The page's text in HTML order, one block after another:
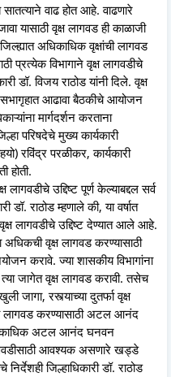
वाढ होत आहे. वाढणारे
यासाठी वृक्ष लागवड ही काळाजी
अधिकाधिक वृक्षांची लागवड
प्रत्येक विभागाने वृक्ष लागवडीचे
डॉ. विजय राठोड यांनी दिले. वृक्ष
सभागृहात आढावा बैठकीचे आयोजन
मार्गदर्शन करताना
परिषदेचे मुख्य कार्यकारी
रविंद्र परळीकर, कार्यकारी
होती.
उद्दिष्ट पूर्ण केल्याबद्दल सर्व
राठोड म्हणाले की, या वर्षात
लागवडीचे उद्दिष्ट देण्यात आले आहे.
अधिकची वृक्ष लागवड करण्यासाठी
करावे. ज्या शासकीय विभागांना
जागेत वृक्ष लागवड करावी. तसेच
जागा, रस्त्याच्या दुतर्फा वृक्ष
लागवड करण्यासाठी अटल आनंद
अटल आनंद घनवन
आवश्यक असणारे खड्डे
जिल्हाधिकारी डॉ. राठोड